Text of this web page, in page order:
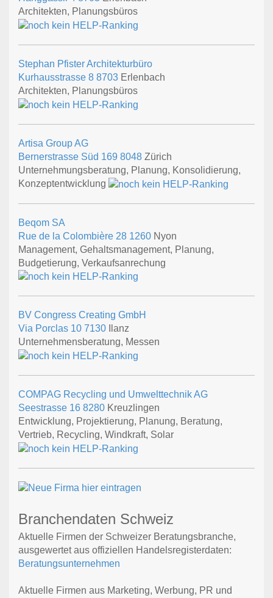
Architekten, Planungsbüros
Stephan Pfister Architekturbüro
Kurhausstrasse 8 8703 Erlenbach
Architekten, Planungsbüros
Artisa Group AG
Bernerstrasse Süd 169 8048 Zürich
Unternehmungsberatung, Planung, Konsolidierung,
Konzeptentwicklung
Beqom SA
Rue de la Colombière 28 1260 Nyon
Management, Gehaltsmanagement, Planung,
Budgetierung, Verkaufsanrechung
BV Congress Creating GmbH
Via Porclas 10 7130 Ilanz
Unternehmensberatung, Messen
COMPAG Recycling und Umwelttechnik AG
Seestrasse 16 8280 Kreuzlingen
Entwicklung, Projektierung, Planung, Beratung,
Vertrieb, Recycling, Windkraft, Solar
Branchendaten Schweiz
Aktuelle Firmen der Schweizer Beratungsbranche,
ausgewertet aus offiziellen Handelsregisterdaten:
Beratungsunternehmen
Aktuelle Firmen aus Marketing, Werbung, PR und